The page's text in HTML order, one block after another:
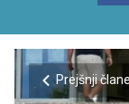
Prejšnji